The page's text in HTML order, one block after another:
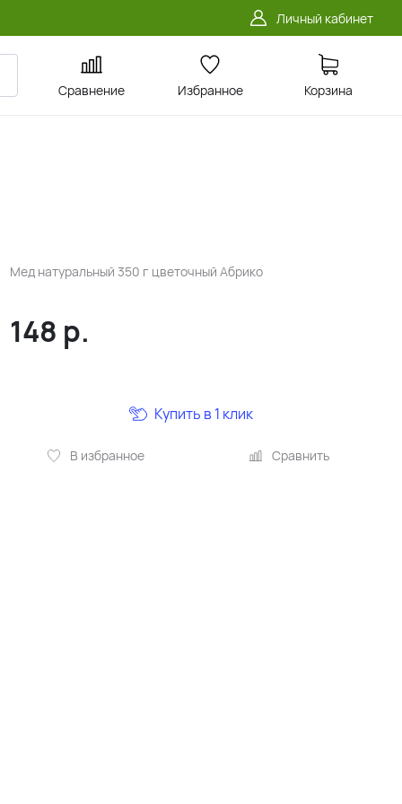
Личный кабинет
Сравнение Избранное Корзина
Мед натуральный 350 г цветочный Абрико
148 р.
В избранное Сравнить
Купить в 1 клик